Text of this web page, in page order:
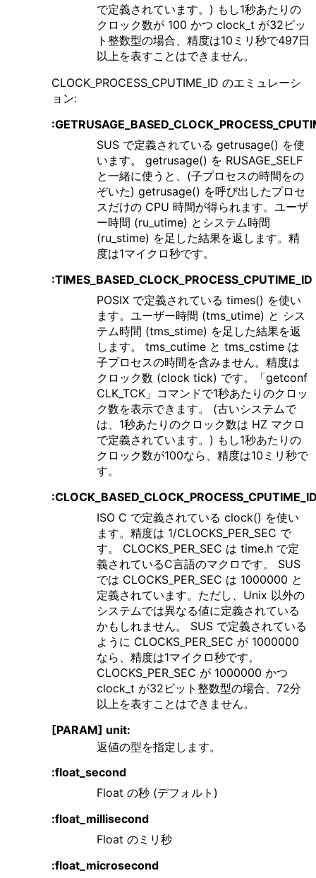
で定義されています。) もし1秒あたりの
クロック数が 100 かつ clock_t が32ビッ
ト整数型の場合、精度は10ミリ秒で497日
以上を表すことはできません。
CLOCK_PROCESS_CPUTIME_ID のエミュレーシ
ョン:
SUS で定義されている getrusage() を使
います。 getrusage() を RUSAGE_SELF
と一緒に使うと、(子プロセスの時間をの
ぞいた) getrusage() を呼び出したプロセ
スだけの CPU 時間が得られます。ユーザ
ー時間 (ru_utime) とシステム時間
(ru_stime) を足した結果を返します。精
度は1マイクロ秒です。
:TIMES_BASED_CLOCK_PROCESS_CPUTIME_ID
POSIX で定義されている times() を使い
ます。ユーザー時間 (tms_utime) と シス
テム時間 (tms_stime) を足した結果を返
します。 tms_cutime と tms_cstime は
子プロセスの時間を含みません。精度は
クロック数 (clock tick) です。「getconf
CLK_TCK」コマンドで1秒あたりのクロッ
ク数を表示できます。 (古いシステムで
は、1秒あたりのクロック数は HZ マクロ
で定義されています。) もし1秒あたりの
クロック数が100なら、精度は10ミリ秒で
す。
ISO C で定義されている clock() を使い
ます。精度は 1/CLOCKS_PER_SEC で
す。 CLOCKS_PER_SEC は time.h で定
義されているC言語のマクロです。 SUS
では CLOCKS_PER_SEC は 1000000 と
定義されています。ただし、Unix 以外の
システムでは異なる値に定義されている
かもしれません。 SUS で定義されている
ように CLOCKS_PER_SEC が 1000000
なら、精度は1マイクロ秒です。
CLOCKS_PER_SEC が 1000000 かつ
clock_t が32ビット整数型の場合、72分
以上を表すことはできません。
[PARAM] unit:
返値の型を指定します。
:float_second
Float の秒 (デフォルト)
:float_millisecond
Float のミリ秒
:float_microsecond